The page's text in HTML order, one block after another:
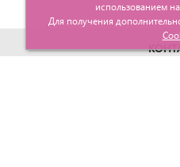
использованием
Для получения